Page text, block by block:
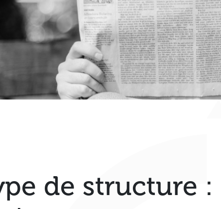
de structure :